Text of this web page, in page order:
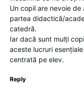
Un copil are nevoie
partea didactică/
catedră.
Iar dacă sunt mulți
aceste lucruri
centrată pe elev.
Reply